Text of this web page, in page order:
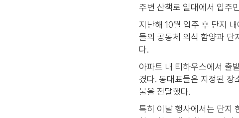
주변 산책로 일대에서 입주
지난해 10월 입주 후 단지
들의 공동체 의식 함양과 단
다.
아파트 내 티하우스에서 출
겼다. 동대표들은 지정된 장
물을 전달했다.
특히 이날 행사에서는 단지